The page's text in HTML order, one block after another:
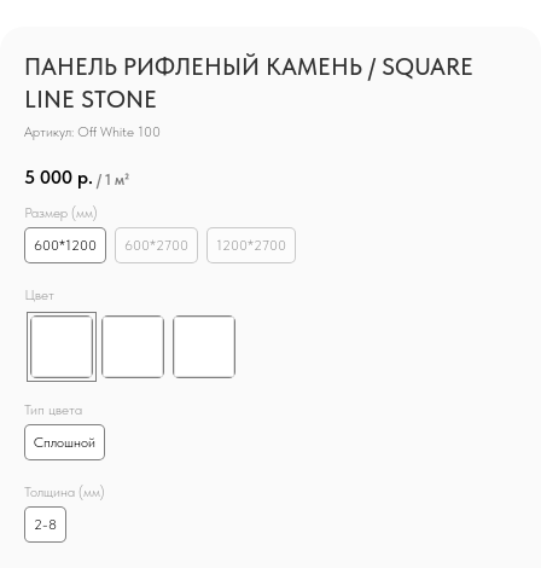
ПАНЕЛЬ РИФЛЕНЫЙ КАМЕНЬ / SQUARE
LINE STONE
Артикул: Off White 100
5 000 р. / 1 м²
Размер (мм)
600*1200
600*2700 1200*2700
Цвет
Тип цвета
Сплошной
Толщина (мм)
2-8